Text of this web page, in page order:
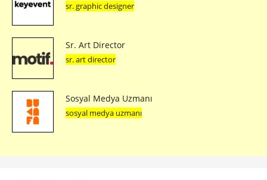
sr. graphic designer
Sr. Art Director
sr. art director
Sosyal Medya Uzmanı
sosyal medya uzmanı